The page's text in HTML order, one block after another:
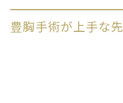
豊胸手術が上手な